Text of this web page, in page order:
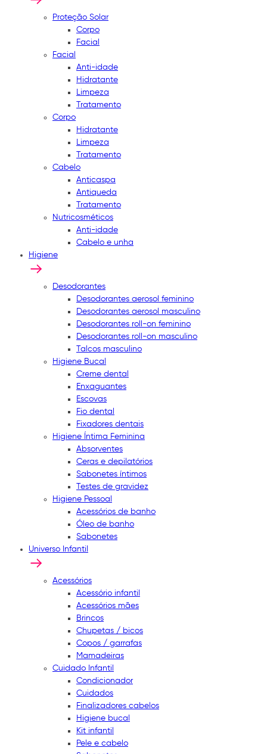
Proteção Solar
Corpo
Facial
Facial
Anti-idade
Hidratante
Limpeza
Tratamento
Corpo
Hidratante
Limpeza
Tratamento
Cabelo
Anticaspa
Antiqueda
Tratamento
Nutricosméticos
Anti-idade
Cabelo e unha
Higiene
Desodorantes
Desodorantes aerosol feminino
Desodorantes aerosol masculino
Desodorantes roll-on feminino
Desodorantes roll-on masculino
Talcos masculino
Higiene Bucal
Creme dental
Enxaguantes
Escovas
Fio dental
Fixadores dentais
Higiene Íntima Feminina
Absorventes
Ceras e depilatórios
Sabonetes íntimos
Testes de gravidez
Higiene Pessoal
Acessórios de banho
Óleo de banho
Sabonetes
Universo Infantil
Acessórios
Acessório infantil
Acessórios mães
Brincos
Chupetas / bicos
Copos / garrafas
Mamadeiras
Cuidado Infantil
Condicionador
Cuidados
Finalizadores cabelos
Higiene bucal
Kit infantil
Pele e cabelo